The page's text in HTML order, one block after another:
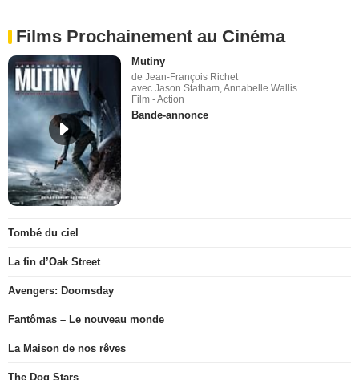
Films Prochainement au Cinéma
Mutiny
de Jean-François Richet
avec Jason Statham, Annabelle Wallis
Film - Action
Bande-annonce
Tombé du ciel
La fin d’Oak Street
Avengers: Doomsday
Fantômas – Le nouveau monde
La Maison de nos rêves
The Dog Stars